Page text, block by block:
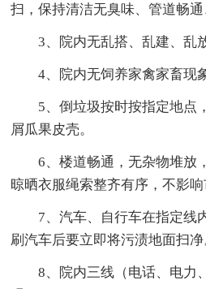
扫，保持清洁无臭味、管道畅通
3、院内无乱搭、乱建、乱放
4、院内无饲养家禽家畜现象
5、倒垃圾按时按指定地点
屑瓜果皮壳。
6、楼道畅通，无杂物堆放，
晾晒衣服绳索整齐有序，不影响
7、汽车、自行车在指定线
刷汽车后要立即将污渍地面扫净
8、院内三线（电话、电力